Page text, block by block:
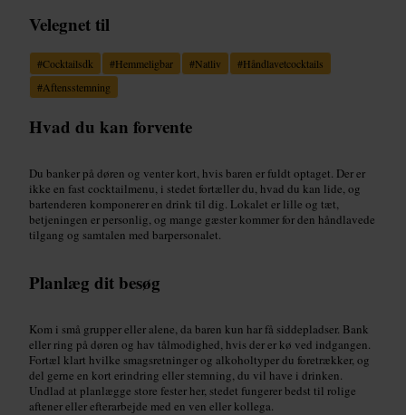
Velegnet til
#Cocktailsdk #Hemmeligbar #Natliv #Håndlavetcocktails
#Aftensstemning
Hvad du kan forvente
Du banker på døren og venter kort, hvis baren er fuldt optaget. Der er
ikke en fast cocktailmenu, i stedet fortæller du, hvad du kan lide, og
bartenderen komponerer en drink til dig. Lokalet er lille og tæt,
betjeningen er personlig, og mange gæster kommer for den håndlavede
tilgang og samtalen med barpersonalet.
Planlæg dit besøg
Kom i små grupper eller alene, da baren kun har få siddepladser. Bank
eller ring på døren og hav tålmodighed, hvis der er kø ved indgangen.
Fortæl klart hvilke smagsretninger og alkoholtyper du foretrækker, og
del gerne en kort erindring eller stemning, du vil have i drinken.
Undlad at planlægge store fester her, stedet fungerer bedst til rolige
aftener eller efterarbejde med en ven eller kollega.